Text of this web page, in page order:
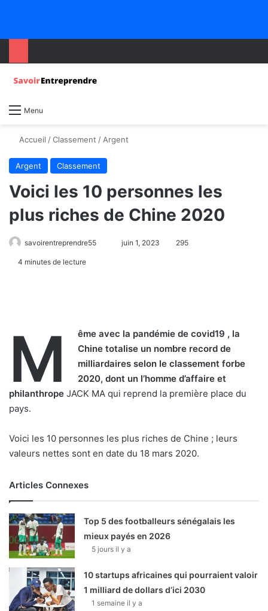
Menu
Accueil /Classement /Argent
Argent Classement
Voici les 10 personnes les
plus riches de Chine 2020
savoirentreprendre55 juin 1, 2023 295
4 minutes de lecture
M
ême avec la pandémie de covid19 , la
Chine totalise un nombre record de
milliardaires selon le classement forbe
2020, dont un l’homme d’affaire et
philanthrope JACK MA qui reprend la première place du
pays.
Voici les 10 personnes les plus riches de Chine ; leurs
valeurs nettes sont en date du 18 mars 2020.
Articles Connexes
Top 5 des footballeurs sénégalais les
mieux payés en 2026
5 jours il y a
10 startups africaines qui pourraient valoir
1 milliard de dollars d’ici 2030
1 semaine il y a